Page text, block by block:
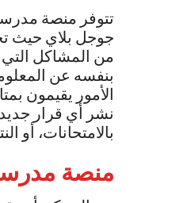
تتوفر منصة
جوجل بلاي حيث
من المشاكل التي
بنفسه عن
الأمور يقيمون
نشر أي قرار جديد
بالامتحانات، أو
منصة